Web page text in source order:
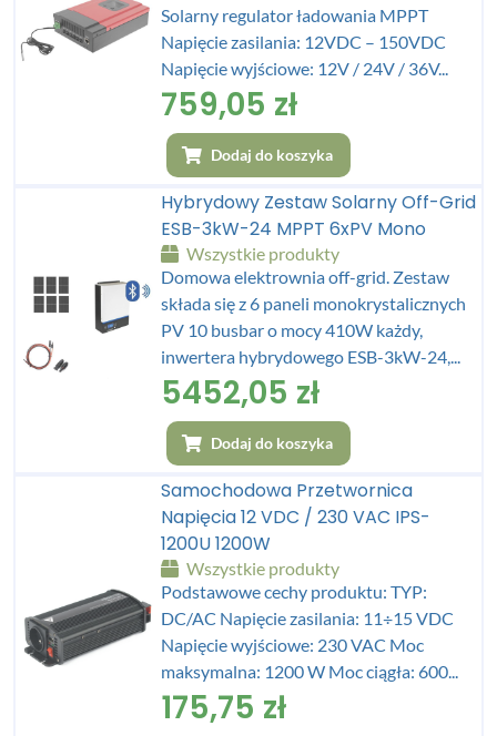
Solarny regulator ładowania MPPT
Napięcie zasilania: 12VDC – 150VDC
Napięcie wyjściowe: 12V / 24V / 36V...
759,05 zł
Dodaj do koszyka
Hybrydowy Zestaw Solarny Off-Grid
ESB-3kW-24 MPPT 6xPV Mono
Wszystkie produkty
Domowa elektrownia off-grid. Zestaw
składa się z 6 paneli monokrystalicznych
PV 10 busbar o mocy 410W każdy,
inwertera hybrydowego ESB-3kW-24,...
5452,05 zł
Dodaj do koszyka
Samochodowa Przetwornica
Napięcia 12 VDC / 230 VAC IPS-
1200U 1200W
Wszystkie produkty
Podstawowe cechy produktu: TYP:
DC/AC Napięcie zasilania: 11÷15 VDC
Napięcie wyjściowe: 230 VAC Moc
maksymalna: 1200 W Moc ciągła: 600...
175,75 zł